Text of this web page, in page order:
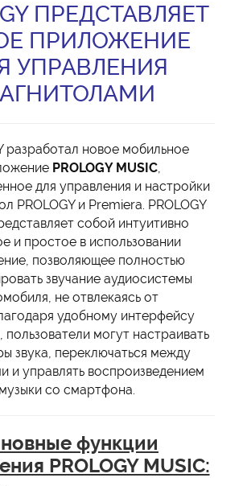
ПРЕДСТАВЛЯЕТ
ПРИЛОЖЕНИЕ
УПРАВЛЕНИЯ
разработал новое мобильное
PROLOGY MUSIC,
для управления и настройки
PROLOGY и Premiera. PROLOGY
собой интуитивно
и простое в использовании
позволяющее полностью
звучание аудиосистемы
не отвлекаясь от
удобному интерфейсу
могут настраивать
звука, переключаться между
и управлять воспроизведением
музыки со смартфона.
функции
PROLOGY MUSIC: